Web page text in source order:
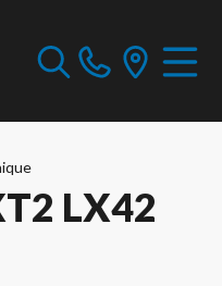
LX42